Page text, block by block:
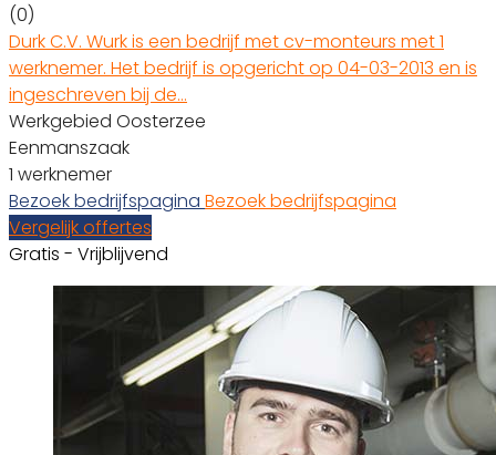
(0)
Durk C.V. Wurk is een bedrijf met cv-monteurs met 1
werknemer. Het bedrijf is opgericht op 04-03-2013 en is
ingeschreven bij de…
Werkgebied Oosterzee
Eenmanszaak
1 werknemer
Bezoek bedrijfspagina Bezoek bedrijfspagina
Vergelijk offertes
Gratis - Vrijblijvend